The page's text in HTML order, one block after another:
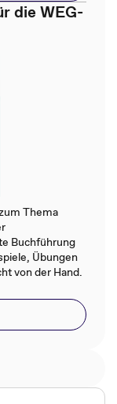
die WEG-
Thema
Buchführung
Übungen
von der Hand.